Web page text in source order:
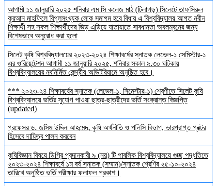
আগামী ১১ জানুয়ারি ২০২৫ শনিবার এম সি কলেজ মাঠ (টিলাগড়) সিলেটে তাফসিরুল
কুরআন মাহফিলে বিপুলসংখ্যক লোক সমাগম হবে বিধায় এ বিশ্ববিদ্যালয় আগত নবীন
শিক্ষার্থী সহ সকল শিক্ষার্থীদের ভিড় এড়িয়ে যাতায়াতে সাবধানতা অবলম্বনের জন্য
বিশেষভাবে অনুরোধ করা হলো
সিলেট কৃষি বিশ্ববিদ্যালয়ের ২০২৩-২০২৪ শিক্ষাবর্ষের স্নাতক লেভেল-১ সেমিস্টার-১
এর ওরিয়েন্টেশন আগামী ১১ জানুয়ারি ২০২৫, শনিবার সকাল ৯.৩০ ঘটিকায়
বিশ্ববিদ্যালয়ের নবনির্মিত কেন্দ্রীয় অডিটরিয়ামে অনুষ্ঠিত হবে।
*** ২০২৩-২৪ শিক্ষাবর্ষের স্নাতক (লেভেল-১, সিমেস্টার-১) শ্রেণীতে সিলেট কৃষি
বিশ্ববিদ্যালয়ে ভর্তির সুযোগ পাওয়া ছাত্র-ছাত্রীদের ভর্তি সংক্রান্ত বিজ্ঞপ্তি
(updated)
প্রফেসর ড. জসিম উদ্দিন আহমেদ, কৃষি অর্থনীতি ও পলিসি বিভাগ, ভারপ্রাপ্ত প্রক্টর
হিসেবে দায়িত্ব পালন করবেন
কৃষিবিজ্ঞান বিষয়ে ডিগ্রি প্রদানকারী ৯ (নয়) টি পাবলিক বিশ্ববিদ্যালয়ে গুচ্ছ পদ্ধতিতে
২০২৩-২০২৪ শিক্ষাবর্ষে ১ম বর্ষ স্নাতক (সম্মান)/স্নাতক শ্রেণির ২৫-১০-২০২৪
তারিখে অনুষ্ঠিত ভর্তি পরীক্ষার ফলাফল প্রকাশ।